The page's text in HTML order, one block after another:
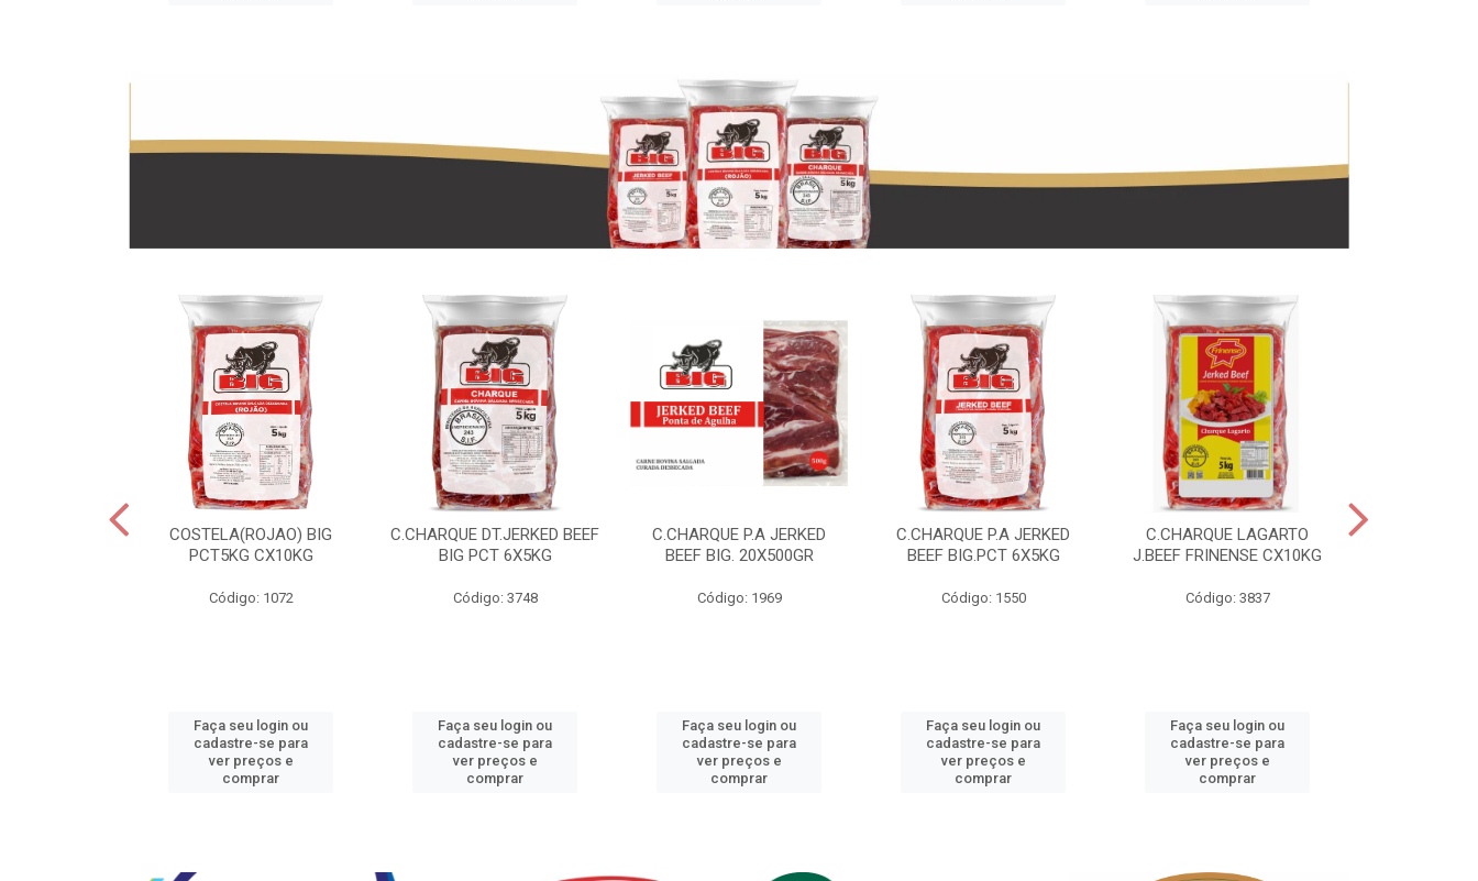
COSTELA(ROJAO) BIG
PCT5KG CX10KG
Código: 1072
Faça seu login ou
cadastre-se para
ver preços e
comprar
C.CHARQUE DT.JERKED BEEF
BIG PCT 6X5KG
Código: 3748
Faça seu login ou
cadastre-se para
ver preços e
comprar
C.CHARQUE P.A JERKED
BEEF BIG. 20X500GR
Código: 1969
Faça seu login ou
cadastre-se para
ver preços e
comprar
C.CHARQUE P.A JERKED
BEEF BIG.PCT 6X5KG
Código: 1550
Faça seu login ou
cadastre-se para
ver preços e
comprar
C.CHARQUE LAGARTO
J.BEEF FRINENSE CX10KG
Código: 3837
Faça seu login ou
cadastre-se para
ver preços e
comprar